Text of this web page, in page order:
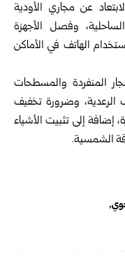
عن مجاري الأودية
وفصل الأجهزة
الهاتف في الأماكن
المنفردة والمسطحات
الرعدية، وضرورة تخفيف
إضافة إلى تثبيت الأشياء
الشمسية.